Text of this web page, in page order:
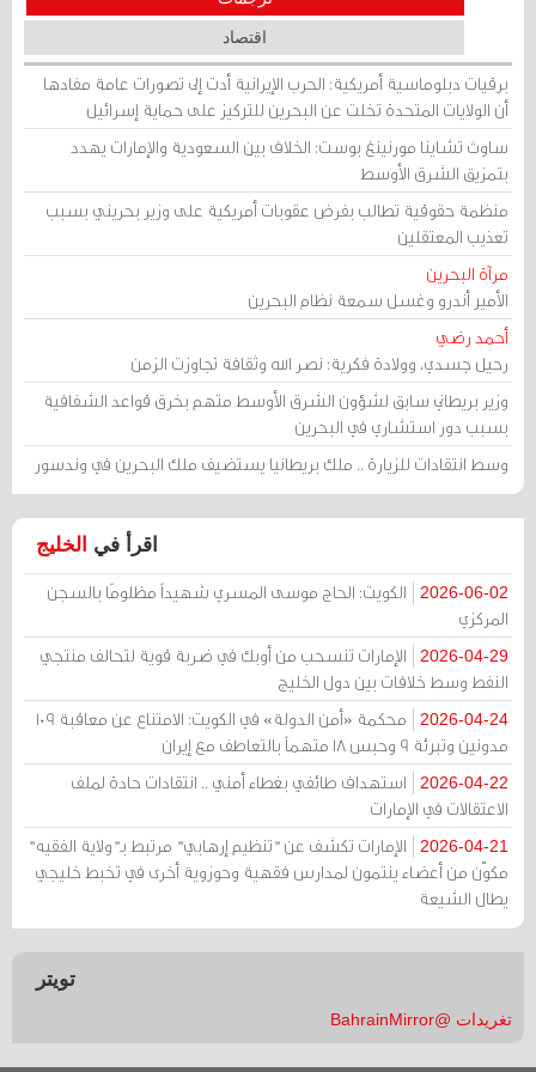
اقتصاد
برقيات دبلوماسية أمريكية: الحرب الإيرانية أدت إلى تصورات عامة مفادها
أن الولايات المتحدة تخلت عن البحرين للتركيز على حماية إسرائيل
ساوث تشاينا مورنينغ بوست: الخلاف بين السعودية والإمارات يهدد
بتمزيق الشرق الأوسط
منظمة حقوقية تطالب بفرض عقوبات أمريكية على وزير بحريني بسبب
تعذيب المعتقلين
مرآة البحرين
الأمير أندرو وغسل سمعة نظام البحرين
أحمد رضي
رحيل جسدي، وولادة فكرية: نصر الله وثقافة تجاوزت الزمن
وزير بريطاني سابق لشؤون الشرق الأوسط متهم بخرق قواعد الشفافية
بسبب دور استشاري في البحرين
وسط انتقادات للزيارة .. ملك بريطانيا يستضيف ملك البحرين في وندسور
اقرأ في الخليج
2026-06-02
الكويت: الحاج موسى المسري شهيداً مظلومًا بالسجن
المركزي
2026-04-29
الإمارات تنسحب من أوبك في ضربة قوية لتحالف منتجي
النفط وسط خلافات بين دول الخليج
2026-04-24
محكمة «أمن الدولة» في الكويت: الامتناع عن معاقبة 109
مدونين وتبرئة 9 وحبس 18 متهماً بالتعاطف مع إيران
2026-04-22
استهداف طائفي بغطاء أمني .. انتقادات حادة لملف
الاعتقالات في الإمارات
2026-04-21
الإمارات تكشف عن "تنظيم إرهابي" مرتبط بـ"ولاية الفقيه"
مكوّن من أعضاء ينتمون لمدارس فقهية وحوزوية أخرى في تخبط خليجي
يطال الشيعة
تويتر
تغريدات @BahrainMirror